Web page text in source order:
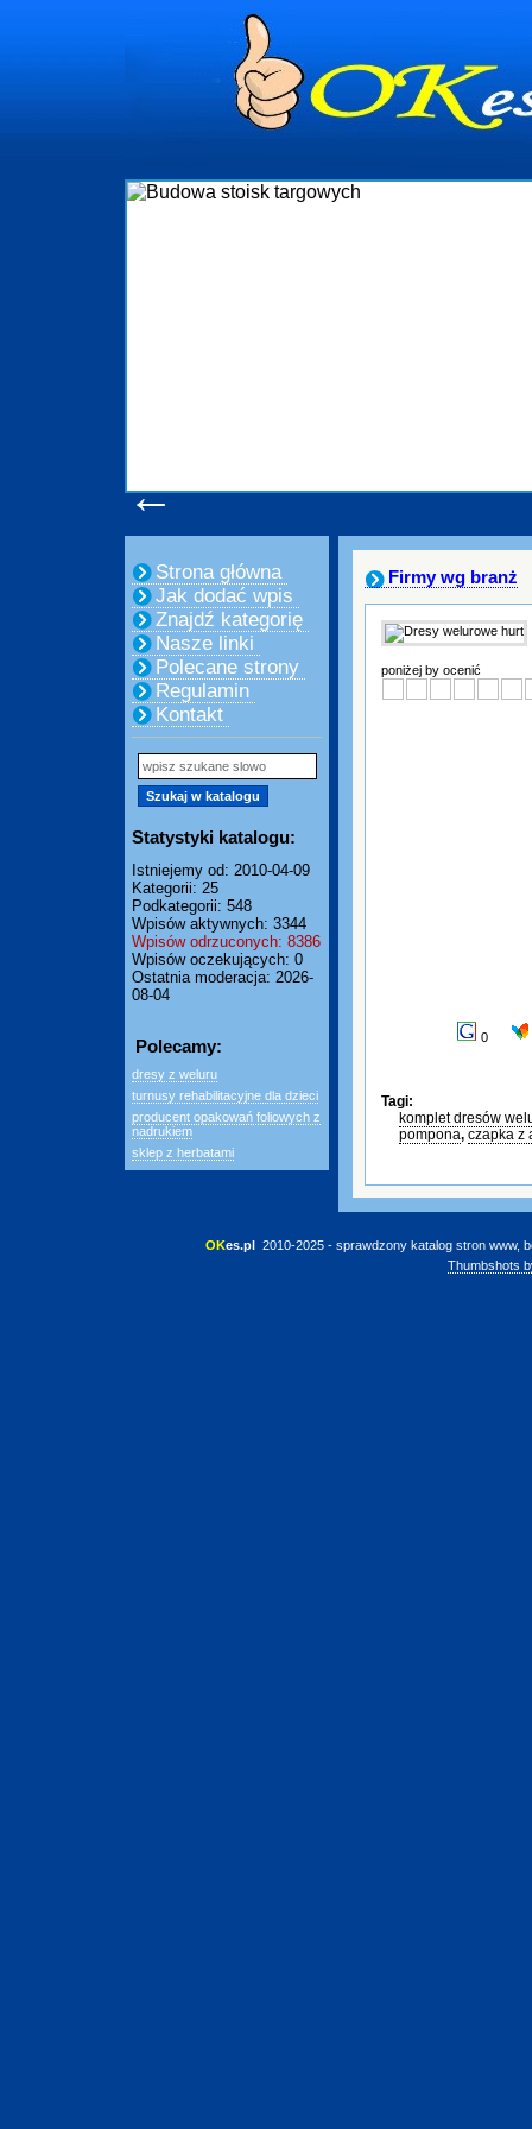
←
Strona główna
Jak dodać wpis
Znajdź kategorię
Nasze linki
Polecane strony
Regulamin
Kontakt
Statystyki katalogu:
Istniejemy od: 2010-04-09
Kategorii: 25
Podkategorii: 548
Wpisów aktywnych: 3344
Wpisów odrzuconych: 8386
Wpisów oczekujących: 0
Ostatnia moderacja: 2026-
08-04
Polecamy:
dresy z weluru
turnusy rehabilitacyjne dla dzieci
producent opakowań foliowych z
nadrukiem
sklep z herbatami
Firmy wg branż
poniżej by ocenić
0
Tagi:
komplet dresów
pompona, czapka z
OKes.pl 2010-2025 - sprawdzony katalog stron www,
Thumbshots